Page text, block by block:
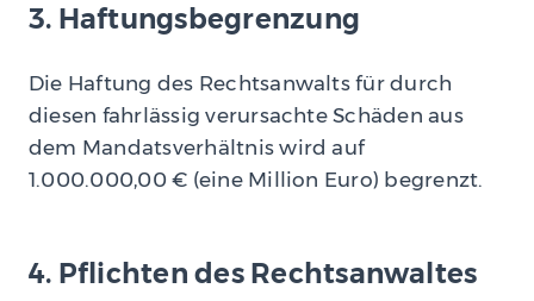
3. Haftungsbegrenzung
Die Haftung des Rechtsanwalts für durch
diesen fahrlässig verursachte Schäden aus
dem Mandatsverhältnis wird auf
1.000.000,00 € (eine Million Euro) begrenzt.
4. Pflichten des Rechtsanwaltes